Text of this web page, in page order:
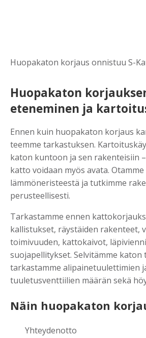
Huopakaton korjaus onnistuu S-
Huopakaton
eteneminen ja
Ennen kuin huopakaton korjaus
teemme tarkastuksen.
katon kuntoon ja sen rakenteisiin
katto voidaan myös avata.
lämmöneristeestä ja tutkimme
perusteellisesti.
Tarkastamme ennen
kallistukset, räystäiden rakenteet,
toimivuuden, kattokaivot,
suojapellitykset. Selvitämme
tarkastamme alipainetuulettimien
tuuletusventtiilien määrän sekä
Näin huopakaton
Yhteydenotto